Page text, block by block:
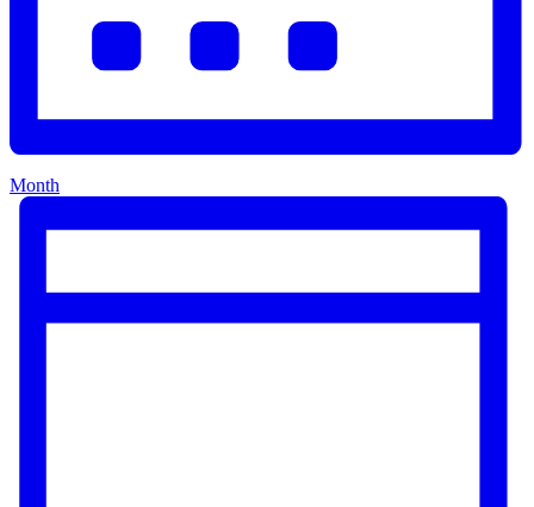
Month